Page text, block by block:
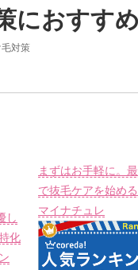
におすす
対策
し
化
まずはお手軽に。
で抜毛ケアを始め
マイナチュレ